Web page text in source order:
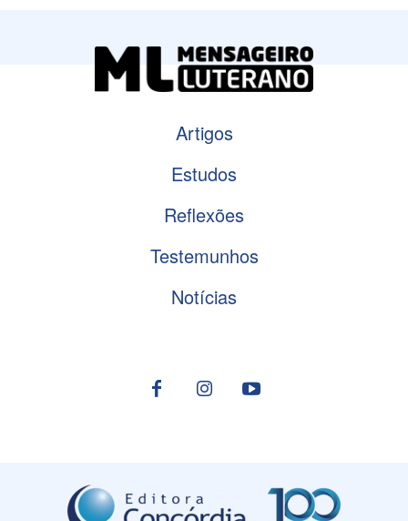
Artigos
Estudos
Reflexões
Testemunhos
Notícias